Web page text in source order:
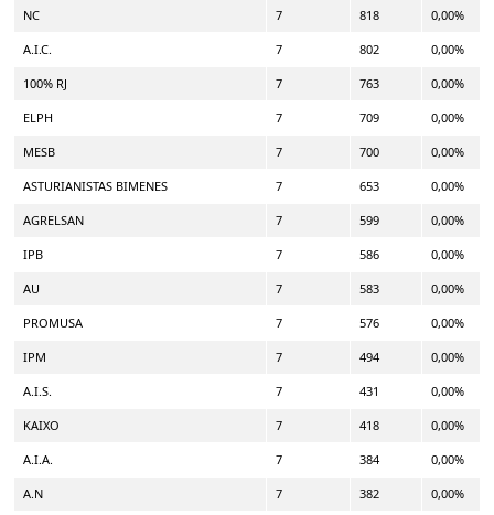
NC 7 818 0,00%
A.I.C. 7 802 0,00%
100% RJ 7 763 0,00%
ELPH 7 709 0,00%
MESB 7 700 0,00%
ASTURIANISTAS BIMENES 7 653 0,00%
AGRELSAN 7 599 0,00%
IPB 7 586 0,00%
AU 7 583 0,00%
PROMUSA 7 576 0,00%
IPM 7 494 0,00%
A.I.S. 7 431 0,00%
KAIXO 7 418 0,00%
A.I.A. 7 384 0,00%
A.N 7 382 0,00%